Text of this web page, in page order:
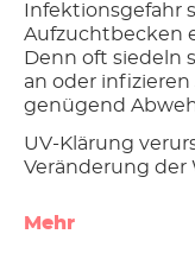
Infektionsgefahr
Aufzuchtbecken
Denn oft siedeln
an oder
genügend
UV-Klärung
Veränderung der
Mehr